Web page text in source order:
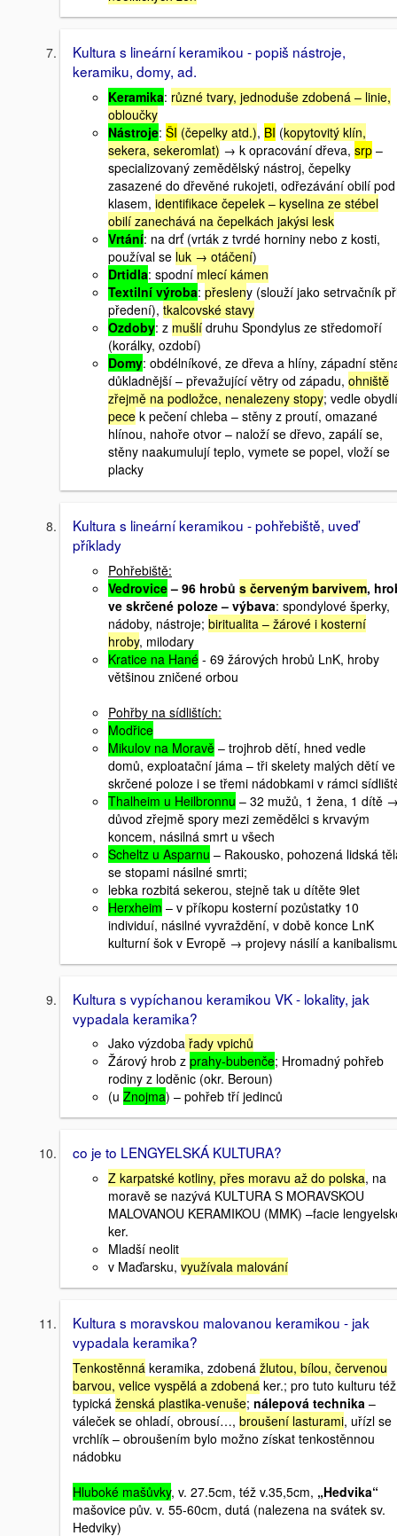
Kultura s lineární keramikou - popiš nástroje,
keramiku, domy, ad.
Keramika: různé tvary, jednoduše zdobená – linie,
obloučky
Nástroje: ŠI (čepelky atd.), BI (kopytovitý klín,
sekera, sekeromlat) → k opracování dřeva, srp –
specializovaný zemědělský nástroj, čepelky
zasazené do dřevěné rukojeti, odřezávání obilí pod
klasem, identifikace čepelek – kyselina ze stébel
obilí zanechává na čepelkách jakýsi lesk
Vrtání: na drť (vrták z tvrdé horniny nebo z kosti,
používal se luk → otáčení)
Drtidla: spodní mlecí kámen
Textilní výroba: přesleny (slouží jako setrvačník
předení), tkalcovské stavy
Ozdoby: z mušlí druhu Spondylus ze středomoří
(korálky, ozdobí)
Domy: obdélníkové, ze dřeva a hlíny, západní
důkladnější – převažující větry od západu, ohniště
zřejmě na podložce, nenalezeny stopy; vedle obydlí
pece k pečení chleba – stěny z proutí, omazané
hlínou, nahoře otvor – naloží se dřevo, zapálí se,
stěny naakumulují teplo, vymete se popel, vloží se
placky
Kultura s lineární keramikou - pohřebiště, uveď
příklady
Pohřebiště:
Vedrovice– 96 hrobů s červeným barvivem,
ve skrčené poloze – výbava: spondylové šperky,
nádoby, nástroje; biritualita – žárové i kosterní
hroby, milodary
Kratice na Hané - 69 žárových hrobů LnK, hroby
většinou zničené orbou
Pohřby na sídlištích:
Modřice
Mikulov na Moravě – trojhrob dětí, hned vedle
domů, exploatační jáma – tři skelety malých dětí ve
skrčené poloze i se třemi nádobkami v rámci
Thalheim u Heilbronnu – 32 mužů, 1 žena, 1 dítě
důvod zřejmě spory mezi zemědělci s krvavým
koncem, násilná smrt u všech
Scheltz u Asparnu – Rakousko, pohozená lidská
se stopami násilné smrti;
lebka rozbitá sekerou, stejně tak u dítěte 9let
Herxheim – v příkopu kosterní pozůstatky 10
individuí, násilné vyvraždění, v době konce LnK
kulturní šok v Evropě → projevy násilí a
Kultura s vypíchanou keramikou VK - lokality, jak
vypadala keramika?
Jako výzdoba řady vpichů
Žárový hrob z prahy-bubenče; Hromadný pohřeb
rodiny z loděnic (okr. Beroun)
(u Znojma) – pohřeb tří jedinců
co je to LENGYELSKÁ KULTURA?
Z karpatské kotliny, přes moravu až do polska, na
moravě se nazývá KULTURA S MORAVSKOU
MALOVANOU KERAMIKOU (MMK) –facie
ker.
Mladší neolit
v Maďarsku, využívala malování
Kultura s moravskou malovanou keramikou - jak
vypadala keramika?
Tenkostěnná keramika, zdobená žlutou, bílou, červenou
barvou, velice vyspělá a zdobená ker.; pro tuto kulturu též
typická ženská plastika-venuše; nálepová technika –
váleček se ohladí, obrousí…, broušení lasturami, uřízl se
vrchlík – obroušením bylo možno získat tenkostěnnou
nádobku
Hluboké mašůvky, v. 27.5cm, též v.35,5cm, „Hedvika“
mašovice pův. v. 55-60cm, dutá (nalezena na svátek sv.
Hedviky)